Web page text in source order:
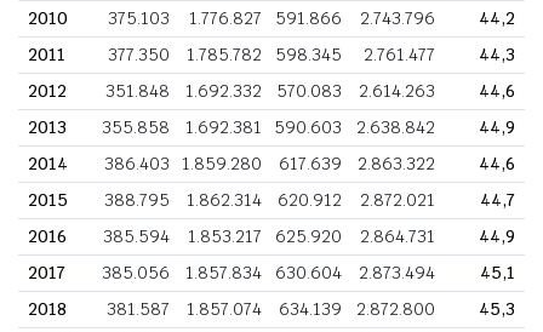
2010
375.103 1.776.827 591.866 2.743.796
44,2
2011
377.350 1.785.782 598.345 2.761.477
44,3
2012
351.848 1.692.332 570.083 2.614.263
44,6
2013
355.858 1.692.381 590.603 2.638.842
44,9
2014
386.403 1.859.280 617.639 2.863.322
44,6
2015
388.795 1.862.314 620.912 2.872.021
44,7
2016
385.594 1.853.217 625.920 2.864.731
44,9
2017
385.056 1.857.834 630.604 2.873.494
45,1
2018
381.587 1.857.074 634.139 2.872.800
45,3